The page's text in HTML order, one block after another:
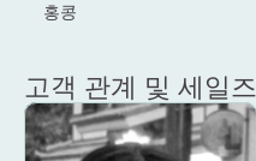
홍콩
고객 관계 및 세일즈